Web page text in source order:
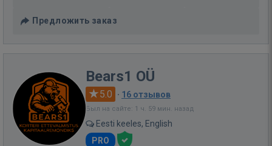
Предложить заказ
Bears1 OÜ
5.0 · 16 отзывов
Был на сайте: 1 ч. 59 мин. назад
Eesti keeles, English
PRO